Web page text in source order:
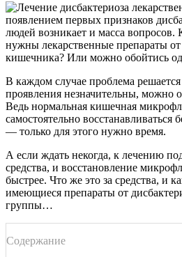
появлением первых признаков
людей возникает и масса вопросов.
нужны лекарственные препараты от
кишечника? Или можно обойтись
В каждом случае проблема
проявления незначительны, можно
Ведь нормальная кишечная
самостоятельно
— только для этого нужно время.
А если ждать некогда, к лечению
средства, и восстановление
быстрее. Что же это за средства, и
имеющиеся препараты от
группы…
Содержание